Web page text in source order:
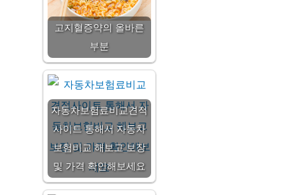
고지혈증약의 올바른
부분
자동차보험료비교견적
사이트 통해서 자동차
보험비교 해보고 보장
및 가격 확인해보세요